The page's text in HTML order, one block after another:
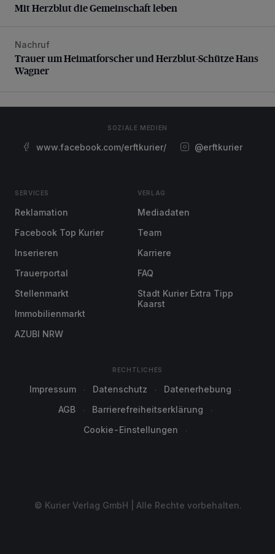
Mit Herzblut die Gemeinschaft leben
Trauer um Heimatforscher und Herzblut-Schütze Hans
Nachruf
Trauer um Heimatforscher und Herzblut-Schütze Hans
Wagner
SOZIALE MEDIEN
www.facebook.com/erftkurier/ @erftkurier
SERVICES
Reklamation
Facebook Top Kurier
Inserieren
Trauerportal
Stellenmarkt
Immobilienmarkt
AZUBI NRW
VERLAG
Mediadaten
Team
Karriere
FAQ
Stadt Kurier Extra Tipp
Kaarst
RECHTLICHES
Impressum Datenschutz
Datenerhebung
AGB
Barrierefreiheitserklärung
Cookie-Einstellungen
© Kurier Verlag GmbH | Alle Rechte vorbehalten.